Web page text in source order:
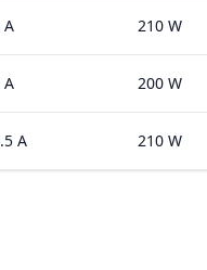
A 210 W
A 200 W
A 210 W